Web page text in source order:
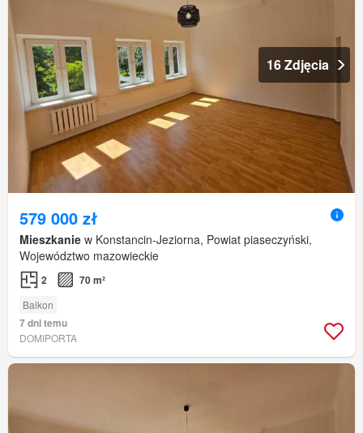
16 Zdjęcia
579 000 zł
Mieszkanie w Konstancin-Jeziorna, Powiat piaseczyński,
Województwo mazowieckie
2 70 m²
Balkon
7 dni temu
DOMIPORTA